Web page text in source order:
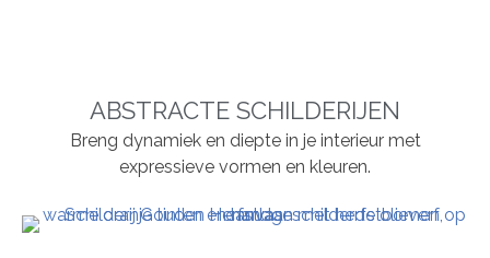
ABSTRACTE SCHILDERIJEN
Breng dynamiek en diepte in je interieur met
expressieve vormen en kleuren.